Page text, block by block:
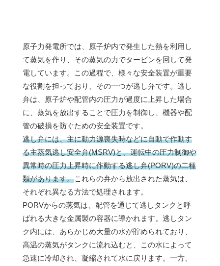
原子力発電所では、原子炉内で発生した熱を利用し
て蒸気を作り、その蒸気の力でタービンを回して発
電しています。この過程で、様々な安全装置が重要
な役割を担っており、その一つが逃し弁です。逃し
弁は、原子炉や配管内の圧力が過度に上昇した場合
に、蒸気を放出することで圧力を制御し、機器や配
管の破損を防ぐための安全装置です。
逃し弁には、主に動力源喪失時などに自動で作動す
る主蒸気逃し安全弁(MSRV)と、運転中の圧力制御や
異常時の圧力上昇時に作動する逃し弁(PORV)の二種
類があります。これらの弁から放出された蒸気は、
それぞれ異なる方法で処理されます。
PORVからの蒸気は、配管を通じて逃しタンクと呼
ばれる大きな金属製の容器に導かれます。逃しタン
ク内には、あらかじめ大量の水が貯められており、
高温の蒸気がタンクに流れ込むと、この水によって
急速に冷却され、凝縮されて水に戻ります。一方、